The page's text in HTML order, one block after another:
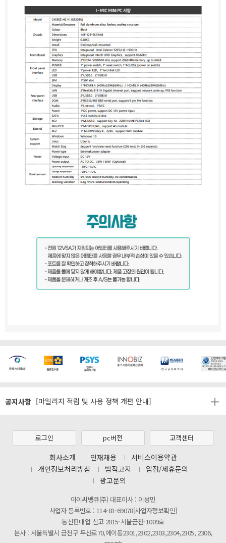
공지사항 [2026년 8월 신용카드 무이자 행사 안내]
[마일리지 적립 및 사용 정책 개편 안내]
[2026년 8월 신용카드 무이자 행사 안내]
제31기 정기주주총회 소집통지서
로그인 pc버전 고객센터
회사소개 인재채용
서비스이용약관
개인정보처리방침
법적고지
입점/제휴문의
광고문의
아이씨뱅큐(주) 대표이사 : 이성민
사업자 등록번호 : 114-81-69078[사업자정보확인]
통신판매업 신고 2015-서울금천-1009호
본사 : 서울특별시 금천구 두산로70,에이동2301,2302,2303,2304,2305, 2306,